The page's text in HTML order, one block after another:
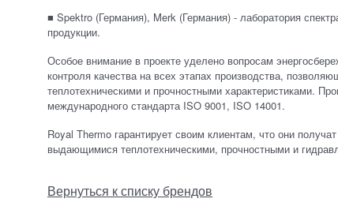
■ Spektro (Германия), Merk (Германия) - лаборатория
продукции.
Особое внимание в проекте уделено вопросам
контроля качества на всех этапах производства,
теплотехническими и прочностными характеристиками.
международного стандарта ISO 9001, ISO 14001.
Royal Thermo гарантирует своим клиентам, что они
выдающимися теплотехническими, прочностными и
Вернуться к списку брендов